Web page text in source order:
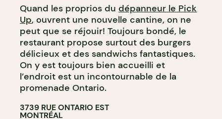
Quand les proprios du dépanneur le Pick
Up, ouvrent une nouvelle cantine, on ne
peut que se réjouir! Toujours bondé, le
restaurant propose surtout des burgers
délicieux et des sandwichs fantastiques.
On y est toujours bien accueilli et
l’endroit est un incontournable de la
promenade Ontario.
3739 RUE ONTARIO EST
MONTRÉAL